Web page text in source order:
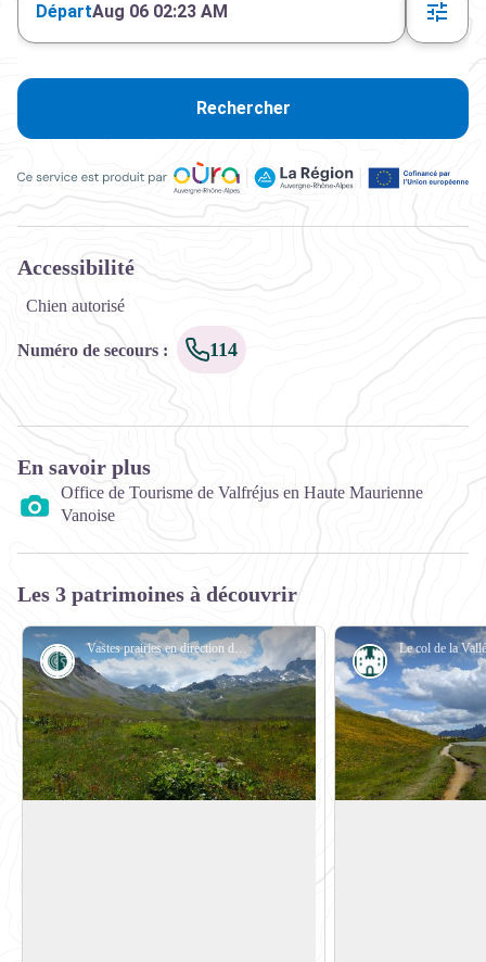
DépartAug 06 02:23 AM
Rechercher
Accessibilité
Chien autorisé
Numéro de secours : 114
En savoir plus
Office de Tourisme de Valfréjus en Haute Maurienne
Vanoise
Les 3 patrimoines à découvrir
Vastes prairies en direction du col de la Vallée Etroite. Au fond à droite, le Mont Thabor. - mt_mfoussat
Géologie Histoire